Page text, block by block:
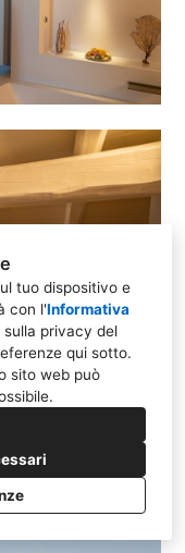
tuo dispositivo e
con l'Informativa
privacy del
qui sotto.
sito web può